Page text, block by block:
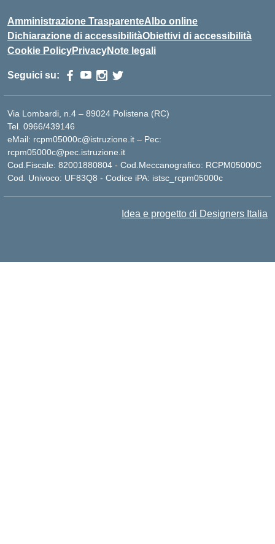
Amministrazione TrasparenteAlbo online
Dichiarazione di accessibilitàObiettivi di accessibilità
Cookie PolicyPrivacyNote legali
Seguici su:
Via Lombardi, n.4 – 89024 Polistena (RC)
Tel. 0966/439146
eMail: rcpm05000c@istruzione.it – Pec:
rcpm05000c@pec.istruzione.it
Cod.Fiscale: 82001880804 - Cod.Meccanografico: RCPM05000C
Cod. Univoco: UF83Q8 - Codice iPA: istsc_rcpm05000c
Idea e progetto di Designers Italia